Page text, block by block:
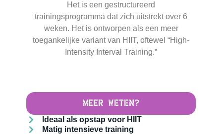
Het is een gestructureerd
trainingsprogramma dat zich uitstrekt over 6
weken. Het is ontworpen als een meer
toegankelijke variant van HIIT, oftewel “High-
Intensity Interval Training.”
Meer weten?
Ideaal als opstap voor HIIT
Matig intensieve training